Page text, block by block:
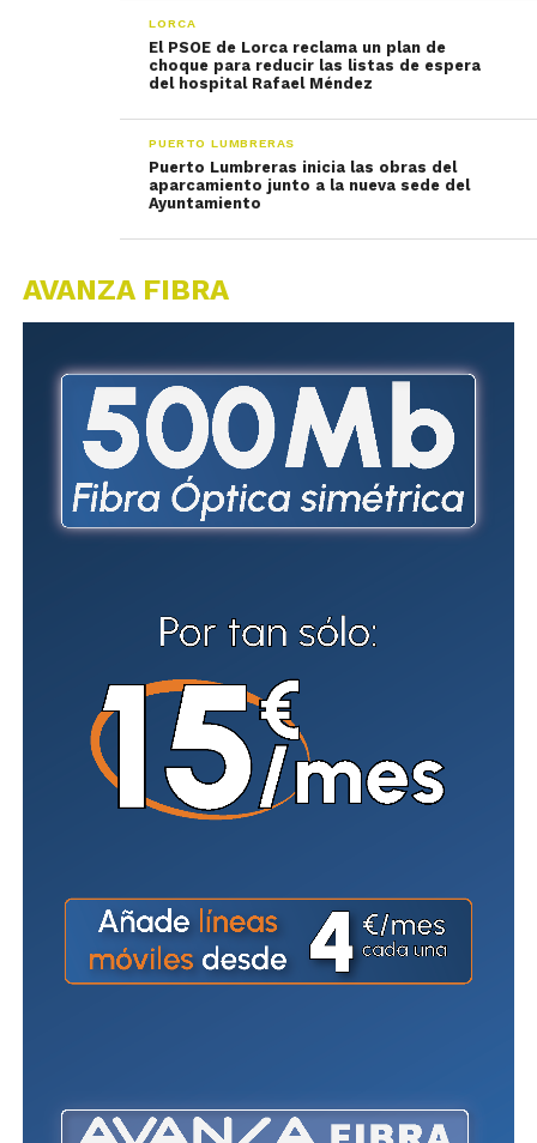
LORCA
El PSOE de Lorca reclama un plan de
choque para reducir las listas de espera
del hospital Rafael Méndez
PUERTO LUMBRERAS
Puerto Lumbreras inicia las obras del
aparcamiento junto a la nueva sede del
Ayuntamiento
AVANZA FIBRA